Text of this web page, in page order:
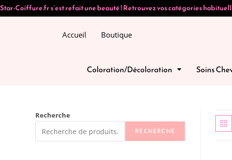
Star-Coiffure.fr s’est refait une beauté ! Retrouvez vos catégories
Accueil Boutique
Coloration/Décoloration Soins
Recherche
RECHERCHE